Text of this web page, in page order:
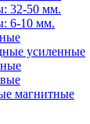
32-50 мм.
6-10 мм.
усиленные
магнитные